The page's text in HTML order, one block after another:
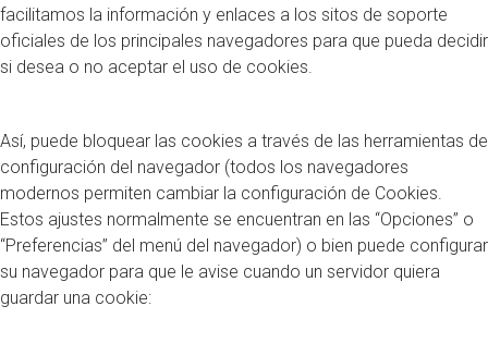
facilitamos la información y enlaces a los sitos de soporte
oficiales de los principales navegadores para que pueda decidir
si desea o no aceptar el uso de cookies.
Así, puede bloquear las cookies a través de las herramientas de
configuración del navegador (todos los navegadores
modernos permiten cambiar la configuración de Cookies.
Estos ajustes normalmente se encuentran en las “Opciones” o
“Preferencias” del menú del navegador) o bien puede configurar
su navegador para que le avise cuando un servidor quiera
guardar una cookie: